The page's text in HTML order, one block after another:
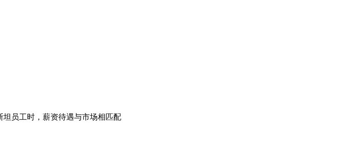
员工时，薪资待遇与市场相匹配